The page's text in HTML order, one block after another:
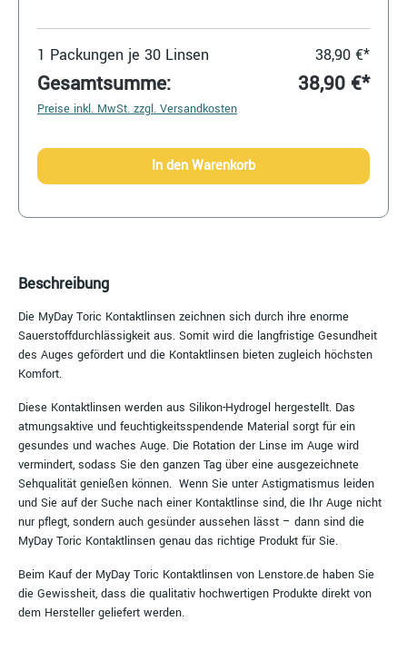
Beschreibung
Die MyDay Toric Kontaktlinsen zeichnen sich durch ihre enorme
Sauerstoffdurchlässigkeit aus. Somit wird die langfristige Gesundheit
des Auges gefördert und die Kontaktlinsen bieten zugleich höchsten
Komfort.
Diese Kontaktlinsen werden aus Silikon-Hydrogel hergestellt. Das
atmungsaktive und feuchtigkeitsspendende Material sorgt für ein
gesundes und waches Auge. Die Rotation der Linse im Auge wird
vermindert, sodass Sie den ganzen Tag über eine ausgezeichnete
Sehqualität genießen können. Wenn Sie unter Astigmatismus leiden
und Sie auf der Suche nach einer Kontaktlinse sind, die Ihr Auge nicht
nur pflegt, sondern auch gesünder aussehen lässt – dann sind die
MyDay Toric Kontaktlinsen genau das richtige Produkt für Sie.
Beim Kauf der MyDay Toric Kontaktlinsen von Lenstore.de haben Sie
die Gewissheit, dass die qualitativ hochwertigen Produkte direkt von
dem Hersteller geliefert werden.
1 Packungen je 30 Linsen 38,90 €*
Gesamtsumme: 38,90 €*
Preise inkl. MwSt. zzgl. Versandkosten
In den Warenkorb